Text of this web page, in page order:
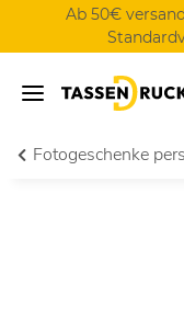
Ab 50€
Fotogeschenke